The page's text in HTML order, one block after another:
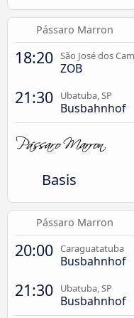
Pássaro Marron
18:20 São José dos
ZOB
21:30 Ubatuba, SP
Busbahnhof
Basis
Pássaro Marron
20:00 Caraguatatuba
Busbahnhof
21:30 Ubatuba, SP
Busbahnhof